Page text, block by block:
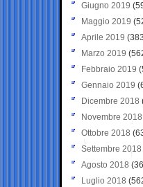
Giugno 2019
Maggio 2019
Aprile 2019
Marzo 2019
Febbraio 2019
Gennaio 2019
Dicembre 2018
Novembre 2018
Ottobre 2018
Settembre 2018
Agosto 2018
Luglio 2018